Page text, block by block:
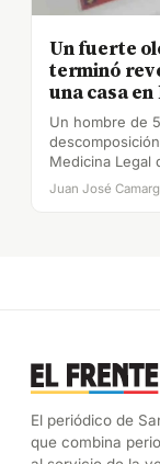
Un fuerte
terminó
una casa
Un hombre de
Medicina Legal
Juan José
El periódico de
que combina